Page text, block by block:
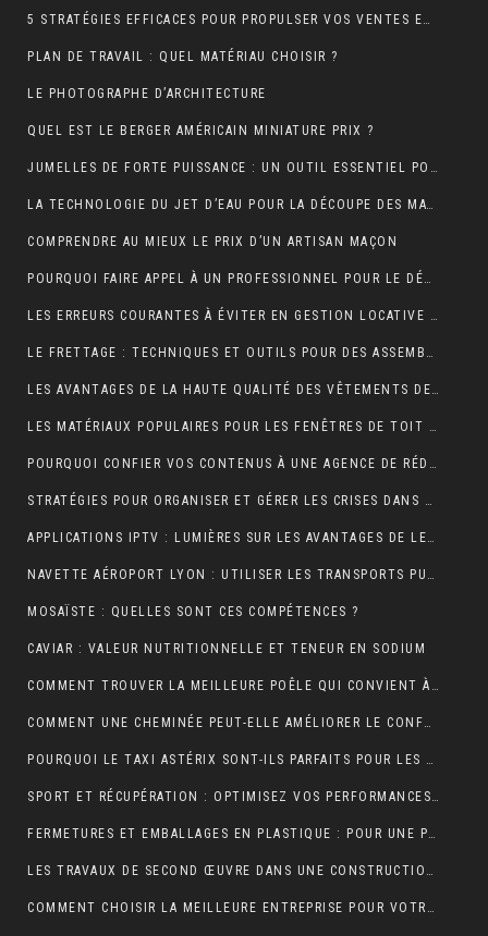
5 STRATÉGIES EFFICACES POUR PROPULSER VOS VENTES EN LIGNE
PLAN DE TRAVAIL : QUEL MATÉRIAU CHOISIR ?
LE PHOTOGRAPHE D’ARCHITECTURE
QUEL EST LE BERGER AMÉRICAIN MINIATURE PRIX ?
JUMELLES DE FORTE PUISSANCE : UN OUTIL ESSENTIEL POUR LE CAMPING
LA TECHNOLOGIE DU JET D’EAU POUR LA DÉCOUPE DES MATÉRIAUX SOLIDES
COMPRENDRE AU MIEUX LE PRIX D’UN ARTISAN MAÇON
POURQUOI FAIRE APPEL À UN PROFESSIONNEL POUR LE DÉBOUCHAGE TOILETTE YVELINES ?
LES ERREURS COURANTES À ÉVITER EN GESTION LOCATIVE ET COMMENT LES PRÉVENIR AVEC UN OUTIL EN LIGNE
LE FRETTAGE : TECHNIQUES ET OUTILS POUR DES ASSEMBLAGES PARFAITS
LES AVANTAGES DE LA HAUTE QUALITÉ DES VÊTEMENTS DE SPORT
LES MATÉRIAUX POPULAIRES POUR LES FENÊTRES DE TOIT : AVANTAGES ET INCONVÉNIENTS
POURQUOI CONFIER VOS CONTENUS À UNE AGENCE DE RÉDACTION ? LA CLÉ DU SUCCÈS EN LIGNE
STRATÉGIES POUR ORGANISER ET GÉRER LES CRISES DANS UNE ENTREPRISE
APPLICATIONS IPTV : LUMIÈRES SUR LES AVANTAGES DE LEUR UTILISATION
NAVETTE AÉROPORT LYON : UTILISER LES TRANSPORTS PUBLICS ET TAXIS
MOSAÏSTE : QUELLES SONT CES COMPÉTENCES ?
CAVIAR : VALEUR NUTRITIONNELLE ET TENEUR EN SODIUM
COMMENT TROUVER LA MEILLEURE POÊLE QUI CONVIENT À VOTRE MAISON ?
COMMENT UNE CHEMINÉE PEUT-ELLE AMÉLIORER LE CONFORT ET L’ESTHÉTIQUE DE VOTRE MAISON ?
POURQUOI LE TAXI ASTÉRIX SONT-ILS PARFAITS POUR LES TOURISTES ?
SPORT ET RÉCUPÉRATION : OPTIMISEZ VOS PERFORMANCES AVEC LES HUILES CBD À PARIS
FERMETURES ET EMBALLAGES EN PLASTIQUE : POUR UNE PROTECTION OPTIMALE DE VOS PRODUITS
LES TRAVAUX DE SECOND ŒUVRE DANS UNE CONSTRUCTION DE MAISON
COMMENT CHOISIR LA MEILLEURE ENTREPRISE POUR VOTRE DÉMÉNAGEMENT PARIS MARSEILLE?